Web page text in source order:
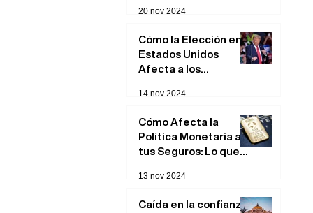
económicas
20 nov 2024
Cómo la Elección en
Estados Unidos
Afecta a los
Financieros: Impacto
14 nov 2024
Cómo Afecta la
Política Monetaria a
tus Seguros: Lo que
13 nov 2024
Caída en la confianza